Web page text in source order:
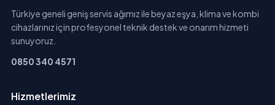
Türkiye geneli geniş servis ağımız ile beyaz eşya, klima ve kombi
cihazlarınız için profesyonel teknik destek ve onarım hizmeti
sunuyoruz.
0850 340 4571
Hizmetlerimiz